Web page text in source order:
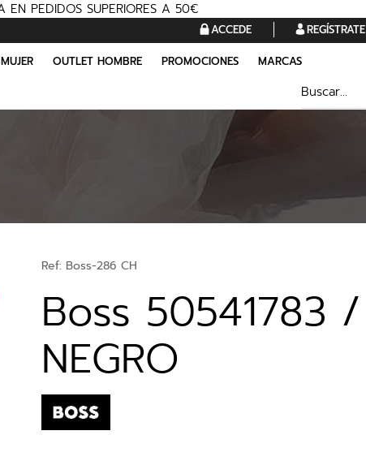
EN PEDIDOS SUPERIORES A 50€
ACCEDE REGÍSTRATE
OUTLET HOMBRE PROMOCIONES MARCAS
Ref: Boss-286 CH
Boss 50541783 /
NEGRO